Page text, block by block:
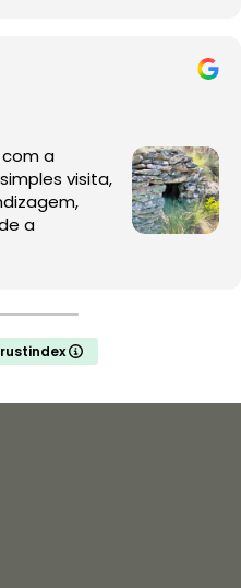
a
visita,
a
acontece
que este é o futuro do
Depois desta
os jardins zoológicos
vida selvagem,
autêntica e altamente
conhecer a natureza